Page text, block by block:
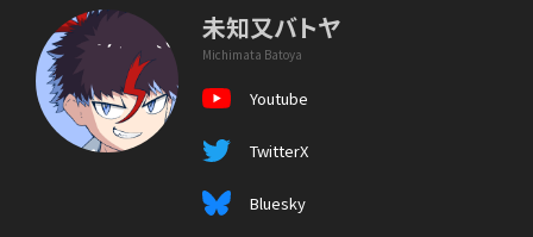
未知又バトヤ
Michimata Batoya
Youtube
TwitterX
Bluesky